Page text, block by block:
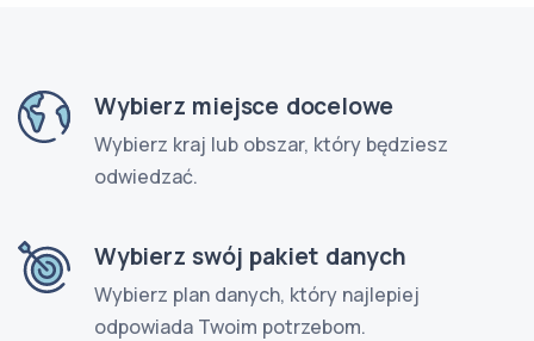
Wybierz miejsce docelowe
Wybierz kraj lub obszar, który będziesz
odwiedzać.
Wybierz swój pakiet danych
Wybierz plan danych, który najlepiej
odpowiada Twoim potrzebom.